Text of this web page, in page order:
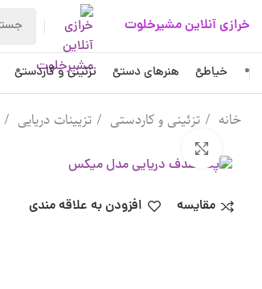
خرازی آنلاین مشیرخلوت
خیاطی هنرهای دستی تزئینی و کاردستی
خانه تزئینی و کاردستی تزیینات دریایی
مقایسه افزودن به علاقه مندی